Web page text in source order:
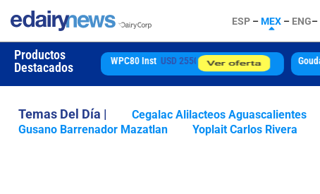
ESP–MEX– ENG–
Productos
Destacados
GoudaUSD 4850
Temas Del Día | Cegalac Alilacteos Aguascalientes
Gusano Barrenador Mazatlan
Yoplait Carlos Rivera